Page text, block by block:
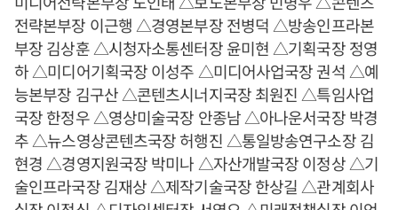
전략본부장 이근행 △경영본부장 전병덕 △방송인프라본
부장 김상훈 △시청자소통센터장 윤미현 △기획국장 정영
하 △미디어기획국장 이성주 △미디어사업국장 권석 △예
능본부장 김구산 △콘텐츠시너지국장 최원진 △특임사업
국장 한정우 △영상미술국장 안종남 △아나운서국장 박경
추 △뉴스영상콘텐츠국장 허행진 △통일방송연구소장 김
현경 △경영지원국장 박미나 △자산개발국장 이정상 △기
술인프라국장 김재상 △제작기술국장 한상길 △관계회사